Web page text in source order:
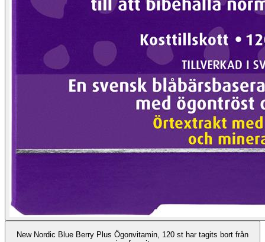
New Nordic Blue Berry Plus Ögonvitamin, 120 st har tagits bort från